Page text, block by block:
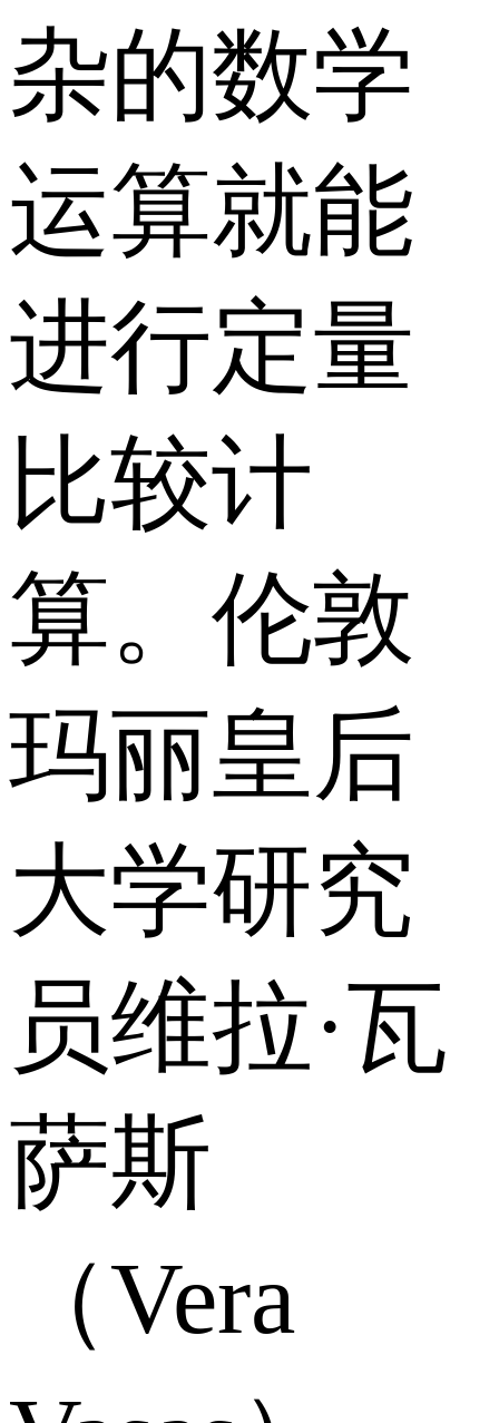
杂的数学
运算就能
进行定量
比较计
算。伦敦
玛丽皇后
大学研究
员维拉·瓦
萨斯
（Vera